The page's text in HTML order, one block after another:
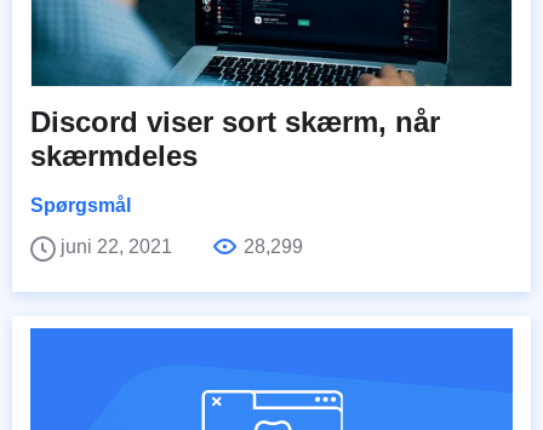
Discord viser sort skærm, når
skærmdeles
Spørgsmål
juni 22, 2021
28,299